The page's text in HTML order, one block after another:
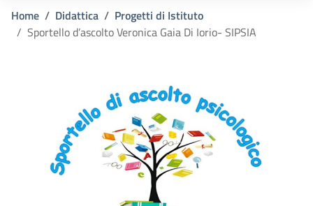
Home Didattica
Progetti di Istituto
Sportello d’ascolto Veronica Gaia Di Iorio- SIPSIA